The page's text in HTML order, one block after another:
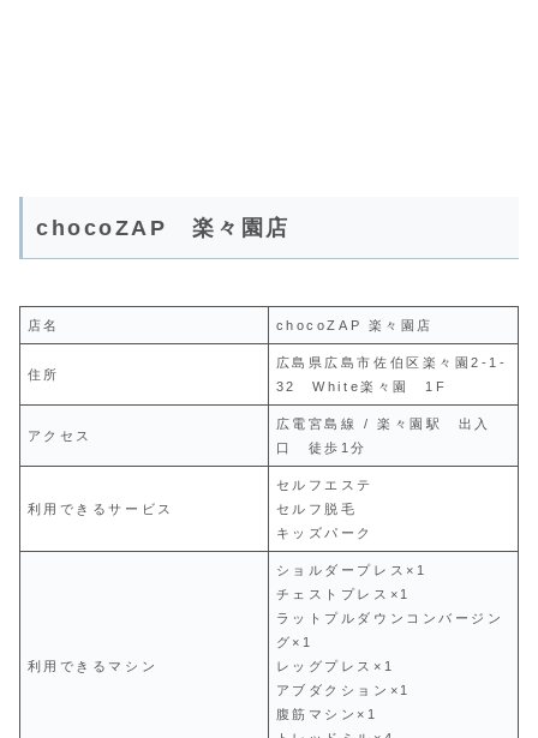
chocoZAP 楽々園店
店名 chocoZAP 楽々園店
住所
広島県広島市佐伯区楽々園2-1-
32 White楽々園 1F
アクセス
広電宮島線 / 楽々園駅 出入
口 徒歩1分
利用できるサービス
セルフエステ
セルフ脱毛
キッズパーク
利用できるマシン
ショルダープレス×1
チェストプレス×1
ラットプルダウンコンバージン
グ×1
レッグプレス×1
アブダクション×1
腹筋マシン×1